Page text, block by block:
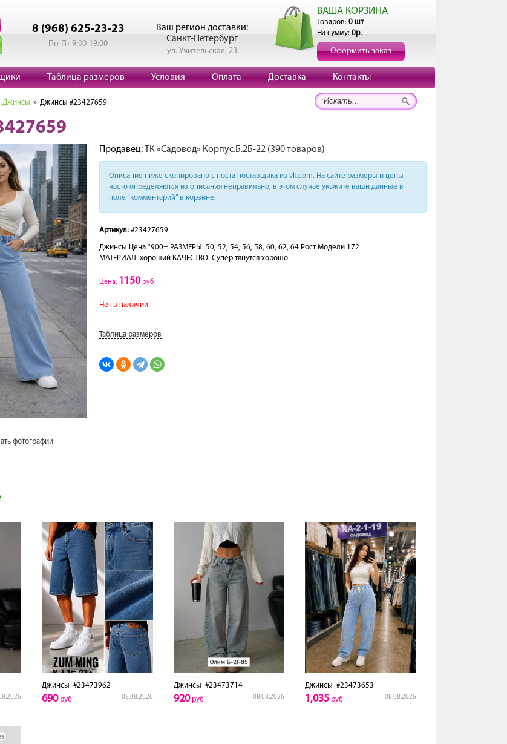
8 (968) 625-23-23
Пн-Пт 9:00-19:00
Ваш регион доставки:
Санкт-Петербург
ул. Учительская, 23
ВАША КОРЗИНА
Товаров: 0 шт
На сумму: 0р.
Оформить заказ
Таблица размеров Условия Оплата Доставка Контакты
Джинсы » Джинсы #23427659
фотографии
Продавец:ТК «Садовод» Корпус.Б.2Б-22 (390 товаров)
Описание ниже скопировано с поста поставщика из vk.com. На сайте размеры и цены
часто определяются из описания неправильно, в этом случае укажите ваши данные в
поле “комментарий” в корзине.
Артикул: #23427659
Джинсы Цена *900= РАЗМЕРЫ: 50, 52, 54, 56, 58, 60, 62, 64 Рост Модели 172
МАТЕРИАЛ: хороший КАЧЕСТВО: Супер тянутся хорошо
Цена: 1150руб
Нет в наличии.
Таблица размеров
Джинсы #23473962
08.08.2026
690руб
Джинсы #23473714
08.08.2026
920руб
Джинсы #23473653
08.08.2026
1,035 руб